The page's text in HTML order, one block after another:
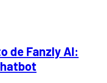
de Fanzly AI: